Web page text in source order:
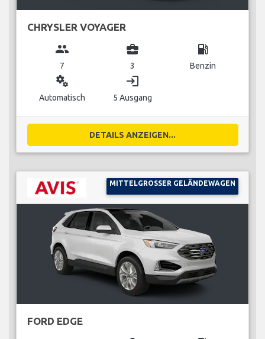
CHRYSLER VOYAGER
group
7
business_center
3
local_gas_station
Benzin
miscellaneous_services
Automatisch
login
5 Ausgang
DETAILS ANZEIGEN...
MITTELGROSSER GELÄNDEWAGEN
FORD EDGE